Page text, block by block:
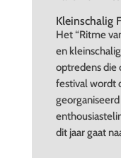
Kleinschalig
Het “Ritme
en
optredens die
festival wordt
dit jaar gaat